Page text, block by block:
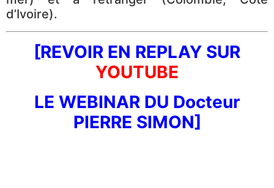
d’Ivoire).
[REVOIR EN REPLAY SUR
YOUTUBE
LE WEBINAR DU Docteur
PIERRE SIMON]